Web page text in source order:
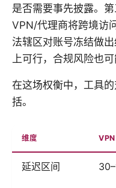
是否需要事先披露。
VPN/代理商将跨境访
法辖区对账号冻结做
上可行，合规风险也
在这场权衡中，工具
括。
维度 VPN
延迟区间